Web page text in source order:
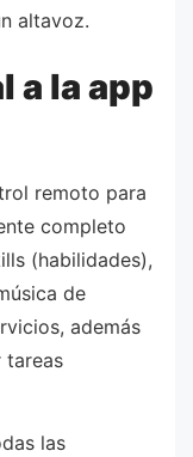
altavoz.
a la app
remoto para
completo
(habilidades),
de
además
tareas
las